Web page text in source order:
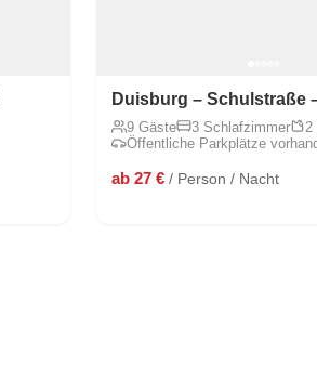
Duisburg – Schulstraße
9 Gäste 3 Schlafzimmer
2
Öffentliche Parkplätze
ab 27 € / Person / Nacht